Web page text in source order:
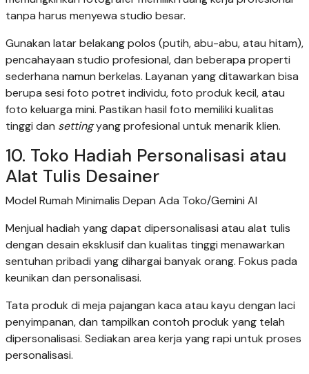
tanpa harus menyewa studio besar.
Gunakan latar belakang polos (putih, abu-abu, atau hitam),
pencahayaan studio profesional, dan beberapa properti
sederhana namun berkelas. Layanan yang ditawarkan bisa
berupa sesi foto potret individu, foto produk kecil, atau
foto keluarga mini. Pastikan hasil foto memiliki kualitas
tinggi dan settingyang profesional untuk menarik klien.
10. Toko Hadiah Personalisasi atau
Alat Tulis Desainer
Model Rumah Minimalis Depan Ada Toko/Gemini AI
Menjual hadiah yang dapat dipersonalisasi atau alat tulis
dengan desain eksklusif dan kualitas tinggi menawarkan
sentuhan pribadi yang dihargai banyak orang. Fokus pada
keunikan dan personalisasi.
Tata produk di meja pajangan kaca atau kayu dengan laci
penyimpanan, dan tampilkan contoh produk yang telah
dipersonalisasi. Sediakan area kerja yang rapi untuk proses
personalisasi.